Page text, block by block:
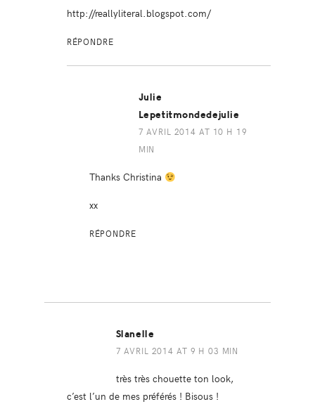
http://reallyliteral.blogspot.com/
RÉPONDRE
Julie
Lepetitmondedejulie
7 AVRIL 2014 AT 10 H 19
MIN
Thanks Christina
xx
RÉPONDRE
Slanelle
7 AVRIL 2014 AT 9 H 03 MIN
très très chouette ton look,
c’est l’un de mes préférés ! Bisous !